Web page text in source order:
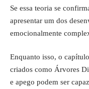
Se essa teoria se
apresentar um dos
emocionalmente
Enquanto isso, o
criados como Árvores
e apego podem ser